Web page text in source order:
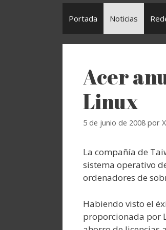
Portada Noticias
Acer
Linux
5 de junio de 2008 por
La compañía de
sistema operativo
ordenadores de
Habiendo visto el
proporcionada por